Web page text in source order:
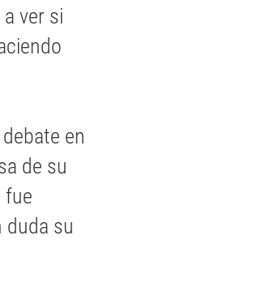
ver si
en
de su
fue
duda su